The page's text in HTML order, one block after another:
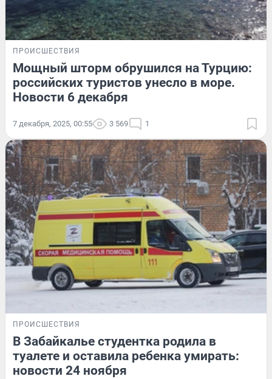
ПРОИСШЕСТВИЯ
Мощный шторм обрушился на Турцию:
российских туристов унесло в море.
Новости 6 декабря
7 декабря, 2025, 00:55 3 569 1
ПРОИСШЕСТВИЯ
В Забайкалье студентка родила в
туалете и оставила ребенка умирать:
новости 24 ноября